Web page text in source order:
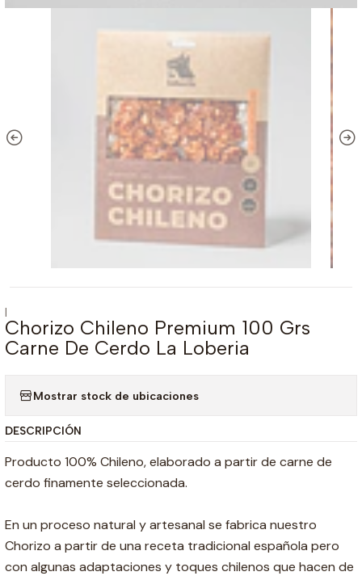
|
Chorizo Chileno Premium 100 Grs
Carne De Cerdo La Loberia
Mostrar stock de ubicaciones
DESCRIPCIÓN
Producto 100% Chileno, elaborado a partir de carne de
cerdo finamente seleccionada.
En un proceso natural y artesanal se fabrica nuestro
Chorizo a partir de una receta tradicional española pero
con algunas adaptaciones y toques chilenos que hacen de